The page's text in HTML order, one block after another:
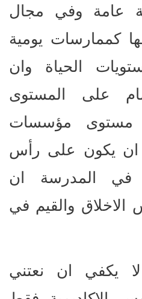
عامة وفي مجال
كممارسات يومية
الحياة وان
على المستوى
مستوى مؤسسات
ان يكون على رأس
في المدرسة ان
الاخلاق والقيم في
يكفي ان نعتني